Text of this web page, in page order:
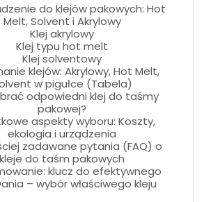
do klejów pakowych: Hot
Melt, Solvent i Akrylowy
Klej akrylowy
Klej typu hot melt
Klej solventowy
klejów: Akrylowy, Hot Melt,
w pigułce (Tabela)
odpowiedni klej do taśmy
pakowej?
aspekty wyboru: Koszty,
ekologia i urządzenia
zadawane pytania (FAQ) o
kleje do taśm pakowych
klucz do efektywnego
– wybór właściwego kleju